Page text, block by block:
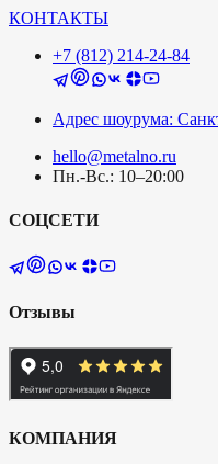
КОНТАКТЫ
+7 (812) 214-24-84
Адрес шоурума:
hello@metalno.ru
Пн.-Вс.: 10–20:00
СОЦСЕТИ
Отзывы
КОМПАНИЯ